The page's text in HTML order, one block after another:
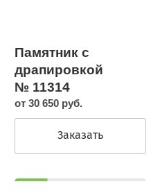
Памятник с
драпировкой
№ 11314
от 30 650 руб.
Заказать